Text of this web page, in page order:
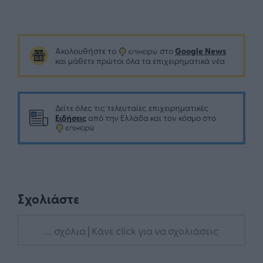
Ακολουθήστε το στο Google News
και μάθετε πρώτοι όλα τα επιχειρηματικά νέα
Δείτε όλες τις τελευταίες επιχειρηματικές
Ειδήσεις από την Ελλάδα και τον κόσμο στο
Σχολιάστε
... σχόλια | Κάνε click για να σχολιάσεις